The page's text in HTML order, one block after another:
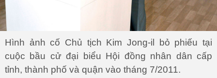
Hình ảnh cố Chủ tịch Kim Jong-il bỏ phiếu tại
cuộc bầu cử đại biểu Hội đồng nhân dân cấp
tỉnh, thành phố và quận vào tháng 7/2011.